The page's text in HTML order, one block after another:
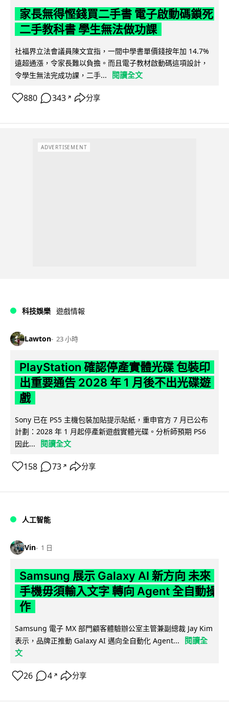
家長無得慳錢買二手書 電子啟動碼鎖死
二手教科書 學生無法做功課
社福界立法會議員陳文宜指，一間中學書單價錢按年加 14.7%
遠超通漲，令家長難以負擔。而且電子教材啟動碼這項設計，
令學生無法完成功課，二手...
閱讀全文
880 343 ↗ 分享
ADVERTISEMENT
科技娛樂 遊戲情報
Lawton 23 小時
PlayStation 確認停產實體光碟 包裝印
出重要通告 2028 年 1 月後不出光碟遊
戲
Sony 已在 PS5 主機包裝加貼提示貼紙，重申官方 7 月已公布
計劃：2028 年 1 月起停產新遊戲實體光碟。分析師預期 PS6
因此...
閱讀全文
158 73 ↗ 分享
人工智能
Vin 1 日
Samsung 展示 Galaxy AI 新方向 未來
手機毋須輸入文字 轉向 Agent 全自動操
作
Samsung 電子 MX 部門顧客體驗辦公室主管兼副總裁 Jay Kim
表示，品牌正推動 Galaxy AI 邁向全自動化 Agent...
閱讀全
文
26 4 ↗ 分享